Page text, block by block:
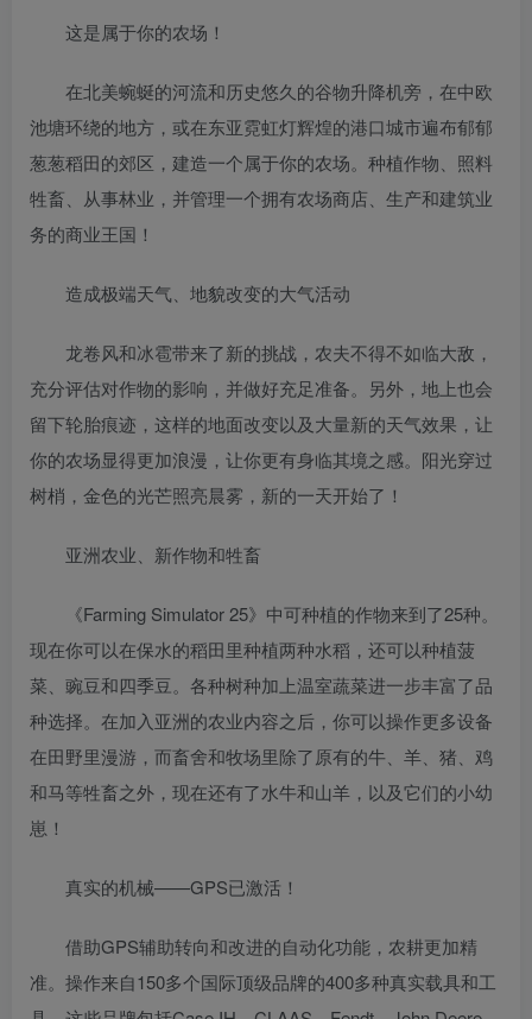
这是属于你的农场！
在北美蜿蜒的河流和历史悠久的谷物升降机旁，在中欧
池塘环绕的地方，或在东亚霓虹灯辉煌的港口城市遍布郁郁
葱葱稻田的郊区，建造一个属于你的农场。种植作物、照料
牲畜、从事林业，并管理一个拥有农场商店、生产和建筑业
务的商业王国！
造成极端天气、地貌改变的大气活动
龙卷风和冰雹带来了新的挑战，农夫不得不如临大敌，
充分评估对作物的影响，并做好充足准备。另外，地上也会
留下轮胎痕迹，这样的地面改变以及大量新的天气效果，让
你的农场显得更加浪漫，让你更有身临其境之感。阳光穿过
树梢，金色的光芒照亮晨雾，新的一天开始了！
亚洲农业、新作物和牲畜
《Farming Simulator 25》中可种植的作物来到了25种。
现在你可以在保水的稻田里种植两种水稻，还可以种植菠
菜、豌豆和四季豆。各种树种加上温室蔬菜进一步丰富了品
种选择。在加入亚洲的农业内容之后，你可以操作更多设备
在田野里漫游，而畜舍和牧场里除了原有的牛、羊、猪、鸡
和马等牲畜之外，现在还有了水牛和山羊，以及它们的小幼
崽！
真实的机械——GPS已激活！
借助GPS辅助转向和改进的自动化功能，农耕更加精
准。操作来自150多个国际顶级品牌的400多种真实载具和工